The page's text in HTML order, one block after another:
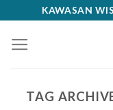
content
KAWASAN
TAG